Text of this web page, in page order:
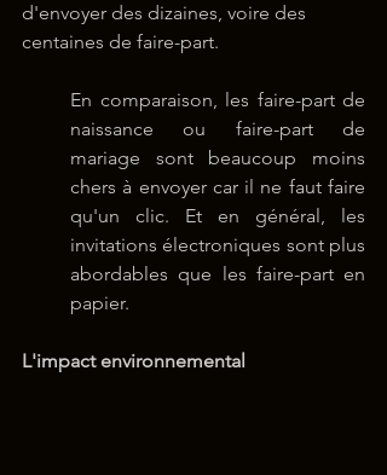
d'envoyer des dizaines, voire des
centaines de faire-part.
En comparaison, les faire-part de
naissance ou faire-part de
mariage sont beaucoup moins
chers à envoyer car il ne faut faire
qu'un clic. Et en général, les
invitations électroniques sont plus
abordables que les faire-part en
papier.
L'impact environnemental